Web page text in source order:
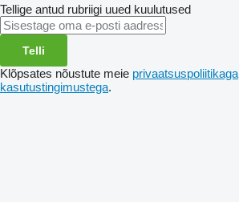
Tellige antud rubriigi uued kuulutused
Telli
Klõpsates nõustute meie privaatsuspoliitikaga
kasutustingimustega.